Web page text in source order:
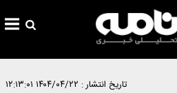
تاریخ انتشار : ۱۴۰۴/۰۴/۲۲ ۱۲:۱۳:۰۱